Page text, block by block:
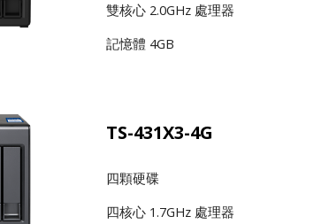
雙核心 2.0GHz 處理器
記憶體 4GB
TS-431X3-4G
四顆硬碟
四核心 1.7GHz 處理器